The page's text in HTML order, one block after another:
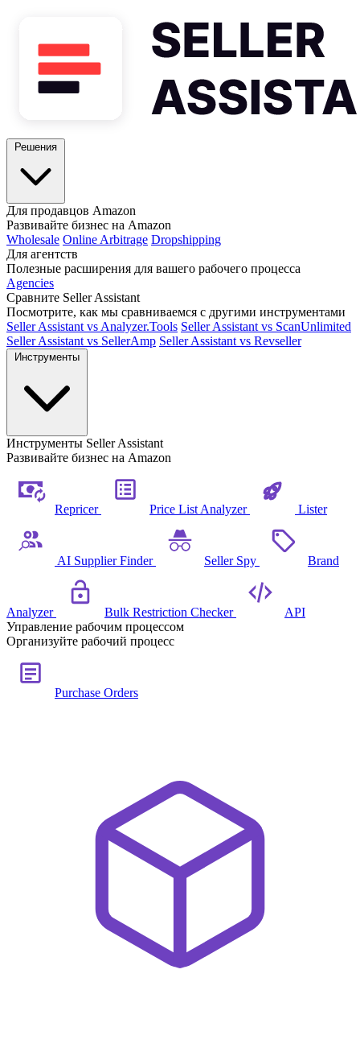
Для продавцов Amazon
Развивайте бизнес на Amazon
Wholesale Online Arbitrage Dropshipping
Для агентств
Полезные расширения для вашего рабочего процесса
Agencies
Сравните Seller Assistant
Посмотрите, как мы сравниваемся с другими инструментами
Seller Assistant vs Analyzer.Tools Seller Assistant vs ScanUnlimited
Seller Assistant vs SellerAmp Seller Assistant vs Revseller
Инструменты Seller Assistant
Развивайте бизнес на Amazon
Repricer Price List Analyzer Lister
AI Supplier Finder Seller Spy Brand
Analyzer Bulk Restriction Checker
API
Управление рабочим процессом
Организуйте рабочий процесс
Purchase Orders